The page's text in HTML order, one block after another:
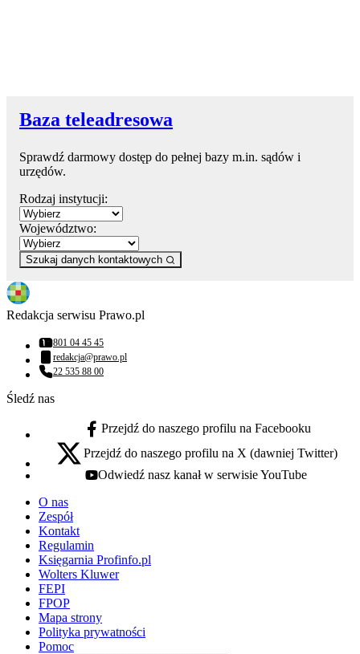
Baza teleadresowa
Sprawdź darmowy dostęp do pełnej bazy m.in. sądów i
urzędów.
Rodzaj instytucji:
Województwo:
Szukaj danych kontaktowych
Redakcja serwisu Prawo.pl
Numer telefonu:
801 04 45 45
Adres email:
redakcja@prawo.pl
Numer telefonu:
22 535 88 00
Śledź nas
facebook - otwiera się w nowej karcie
Przejdź do naszego profilu na Facebooku
x - otwiera się w nowej karcie
Przejdź do naszego profilu na X (dawniej Twitter)
youtube - otwiera się w nowej karcie
Odwiedź nasz kanał w serwisie YouTube
O nas
Zespół
Kontakt
Regulamin
Księgarnia Profinfo.pl
Wolters Kluwer
FEPI
FPOP
Mapa strony
Polityka prywatności
Pomoc